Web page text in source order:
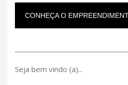
CONHEÇA O
Seja bem vindo (a)...